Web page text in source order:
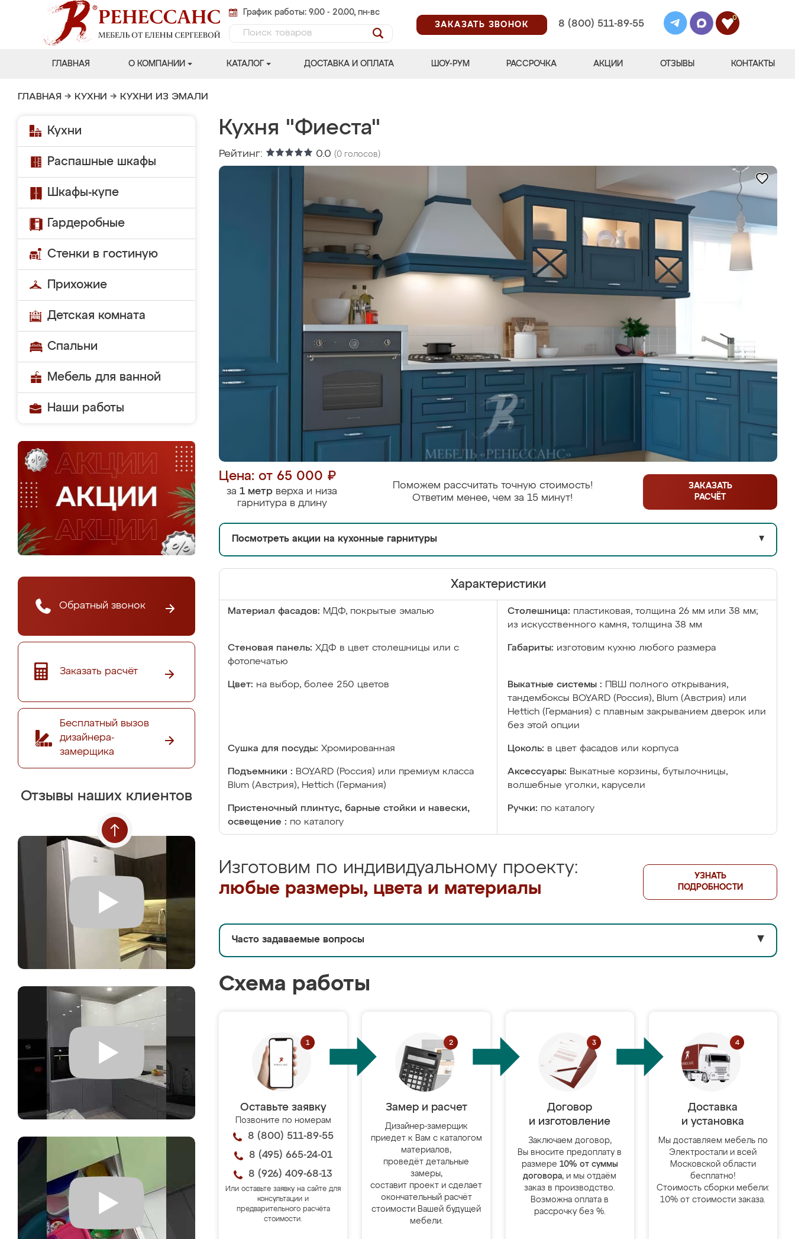
График работы: 9.00 - 20.00, пн-вс
ЗАКАЗАТЬ ЗВОНОК
8 (800) 511-89-55
0
ГЛАВНАЯ О КОМПАНИИ КАТАЛОГ ДОСТАВКА И ОПЛАТА ШОУ-РУМ РАССРОЧКА АКЦИИ ОТЗЫВЫ КОНТАКТЫ
ГЛАВНАЯ → КУХНИ → КУХНИ ИЗ ЭМАЛИ
Кухни
Распашные шкафы
Шкафы-купе
Гардеробные
Стенки в гостиную
Прихожие
Детская комната
Спальни
Мебель для ванной
Наши работы
Обратный звонок
Заказать расчёт
Бесплатный вызов
дизайнера-
замерщика
Отзывы наших клиентов
Кухня "Фиеста"
Рейтинг: 0.0 (0 голосов)
Цена: от 65 000 ₽
за 1 метр верха и низа
гарнитура в длину
Поможем рассчитать точную стоимость!
Ответим менее, чем за 15 минут!
ЗАКАЗАТЬ
РАСЧЁТ
Посмотреть акции на кухонные гарнитуры ▼
Характеристики
Материал фасадов: МДФ, покрытые эмалью Столешница: пластиковая, толщина 26 мм или 38 мм;
из искусственного камня, толщина 38 мм
Стеновая панель: ХДФ в цвет столешницы или с
фотопечатью
Габариты: изготовим кухню любого размера
Цвет: на выбор, более 250 цветов Выкатные системы :
ПВШ полного открывания,
тандембоксы BOYARD (Россия), Blum (Австрия) или
Hettich (Германия) с плавным закрыванием дверок или
без этой опции
Сушка для посуды: Хромированная Цоколь: в цвет фасадов или корпуса
Подъемники : BOYARD (Россия) или премиум класса
Blum (Австрия), Hettich (Германия)
Аксессуары: Выкатные корзины, бутылочницы,
волшебные уголки, карусели
Пристеночный плинтус, барные стойки и навески,
освещение : по каталогу
Ручки: по каталогу
Изготовим по индивидуальному проекту:
любые размеры, цвета и материалы
УЗНАТЬ
ПОДРОБНОСТИ
Часто задаваемые вопросы ▼
Схема работы
Оставьте заявку
Позвоните по номерам
8 (800) 511-89-55
8 (495) 665-24-01
8 (926) 409-68-13
Или оставьте заявку на сайте для
консультации и
предварительного расчёта
стоимости.
Замер и расчет
Дизайнер-замерщик
приедет к Вам с каталогом
материалов,
проведёт детальные
замеры,
составит проект и сделает
окончательный расчёт
стоимости Вашей будущей
мебели.
Договор
и изготовление
Заключаем договор,
Вы вносите предоплату в
размере 10% от суммы
договора, и мы отдаём
заказ в производство.
Возможна оплата в
рассрочку без %.
Доставка
и установка
Мы доставляем мебель по
Электростали и всей
Московской области
бесплатно!
Стоимость сборки мебели:
10% от стоимости заказа.